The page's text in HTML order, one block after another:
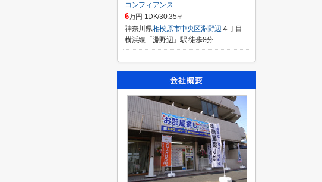
コンフィアンス
6万円 1DK/30.35㎡
神奈川県相模原市中央区淵野辺 ４丁目
横浜線「淵野辺」駅 徒歩8分